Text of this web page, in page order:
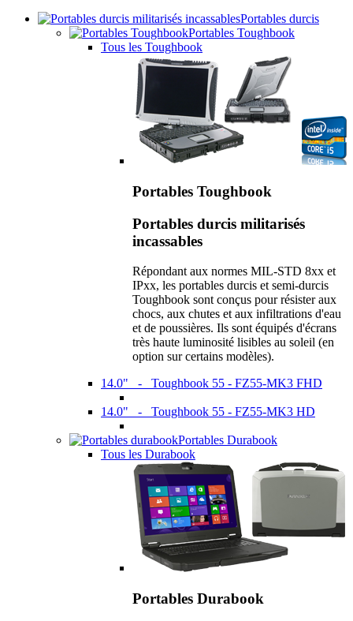
Portables durcis
Portables Toughbook
Tous les Toughbook
Portables Toughbook
Portables durcis militarisés
incassables
Répondant aux normes MIL-STD 8xx et
IPxx, les portables durcis et semi-durcis
Toughbook sont conçus pour résister aux
chocs, aux chutes et aux infiltrations d'eau
et de poussières. Ils sont équipés d'écrans
très haute luminosité lisibles au soleil (en
option sur certains modèles).
14.0" - Toughbook 55 - FZ55-MK3 FHD
14.0" - Toughbook 55 - FZ55-MK3 HD
Portables Durabook
Tous les Durabook
Portables Durabook